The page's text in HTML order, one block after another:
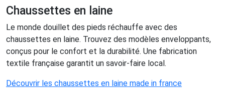
Chaussettes en laine
Le monde douillet des pieds réchauffe avec des
chaussettes en laine. Trouvez des modèles enveloppants,
conçus pour le confort et la durabilité. Une fabrication
textile française garantit un savoir-faire local.
Découvrir les chaussettes en laine made in france